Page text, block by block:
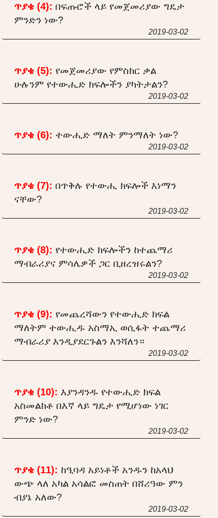
ጥያቄ (4): በፍጡሮች ላይ የመጀመሪያው ግዴታ
ምንድን ነው?
2019-03-02
ጥያቄ (5): የመጀመሪያው የምስክር ቃል
ሁሉንም የተውሒድ ክፍሎችን ያካትታልን?
2019-03-02
ጥያቄ (6): ተውሒድ ማለት ምንማለት ነው?
2019-03-02
ጥያቄ (7): በጥቅሉ የተውሒ ክፍሎች እነማን
ናቸው?
2019-03-02
ጥያቄ (8): የተውሒድ ክፍሎችን ከተጨማሪ
ማብራሪያና ምሳሌዎች ጋር ቢዘረዝሩልን?
2019-03-02
ጥያቄ (9): የመጨረሻውን የተውሒድ ክፍል
ማለትም ተውሒዱ አስማኢ ወሲፋት ተጨማሪ
ማብራሪያ እንዲያደርጉልን እንሻለን።
2019-03-02
ጥያቄ (10): እያንዳንዱ የተውሒድ ክፍል
አስመልክቶ በእኛ ላይ ግዴታ የሚሆነው ነገር
ምንድ ነው?
2019-03-02
ጥያቄ (11): ከዒባዳ አይነቶች አንዱን ከአላህ
ውጭ ላለ አካል አሳልፎ መስጠት በሸሪዓው ምን
ብያኔ አለው?
2019-03-02